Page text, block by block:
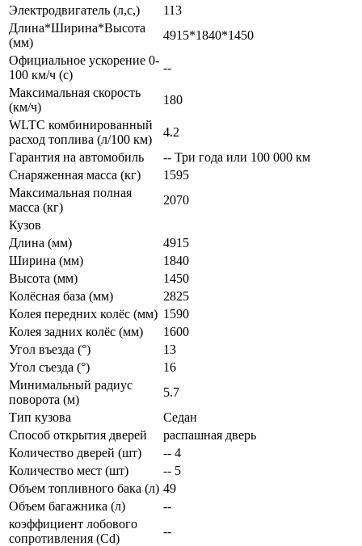
Электродвигатель (л,с,)
113
Длина*Ширина*Высота
(мм)
4915*1840*1450
Официальное ускорение 0-
100 км/ч (с)
--
Максимальная скорость
(км/ч)
180
WLTC комбинированный
расход топлива (л/100 км)
4.2
Гарантия на автомобиль
-- Три года или 100 000 км
Снаряженная масса (кг)
1595
Максимальная полная
масса (кг)
2070
Кузов
Длина (мм)
4915
Ширина (мм)
1840
Высота (мм)
1450
Колёсная база (мм)
2825
Колея передних колёс (мм) 1590
Колея задних колёс (мм)
1600
Угол въезда (°)
13
Угол съезда (°)
16
Минимальный радиус
поворота (м)
5.7
Тип кузова
Седан
Способ открытия дверей
распашная дверь
Количество дверей (шт)
-- 4
Количество мест (шт)
-- 5
Объем топливного бака (л) 49
Объем багажника (л)
--
коэффициент лобового
сопротивления (Cd)
--